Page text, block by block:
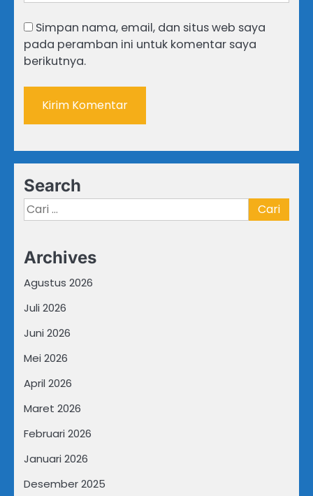
Simpan nama, email, dan situs web saya
pada peramban ini untuk komentar saya
berikutnya.
Search
Cari
untuk:
Archives
Agustus 2026
Juli 2026
Juni 2026
Mei 2026
April 2026
Maret 2026
Februari 2026
Januari 2026
Desember 2025